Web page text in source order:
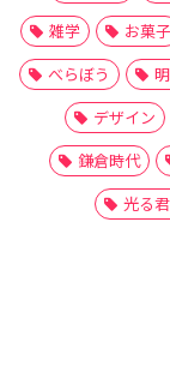
雑学
お菓子
べらぼう
デザイン
鎌倉時代
光る